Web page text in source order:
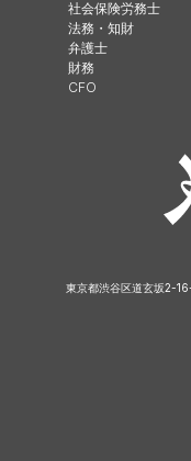
社会保険労務士
法務・知財
弁護士
財務
CFO
東京都渋谷区道玄坂2-